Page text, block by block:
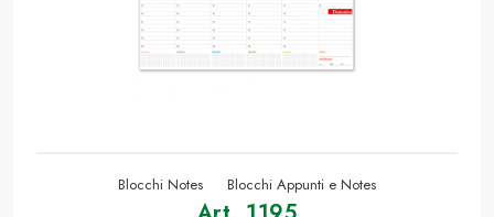
Blocchi Notes Blocchi Appunti e Notes